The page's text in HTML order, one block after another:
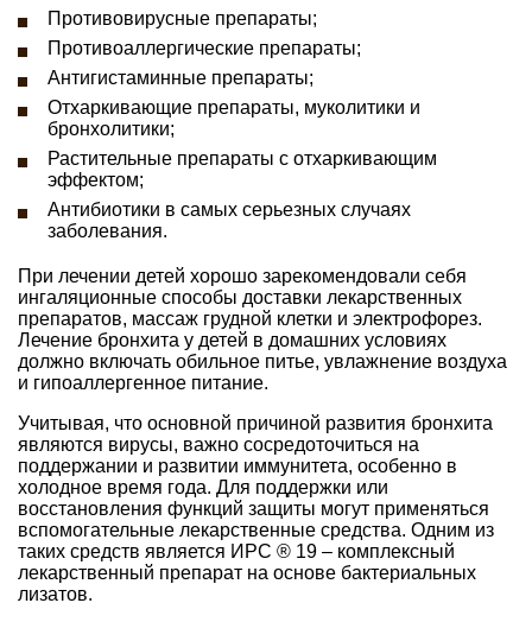
Противовирусные препараты;
Противоаллергические препараты;
Антигистаминные препараты;
Отхаркивающие препараты, муколитики и
бронхолитики;
Растительные препараты с отхаркивающим
эффектом;
Антибиотики в самых серьезных случаях
заболевания.
При лечении детей хорошо зарекомендовали себя
ингаляционные способы доставки лекарственных
препаратов, массаж грудной клетки и электрофорез.
Лечение бронхита у детей в домашних условиях
должно включать обильное питье, увлажнение воздуха
и гипоаллергенное питание.
Учитывая, что основной причиной развития бронхита
являются вирусы, важно сосредоточиться на
поддержании и развитии иммунитета, особенно в
холодное время года. Для поддержки или
восстановления функций защиты могут применяться
вспомогательные лекарственные средства. Одним из
таких средств является ИРС ® 19 – комплексный
лекарственный препарат на основе бактериальных
лизатов.